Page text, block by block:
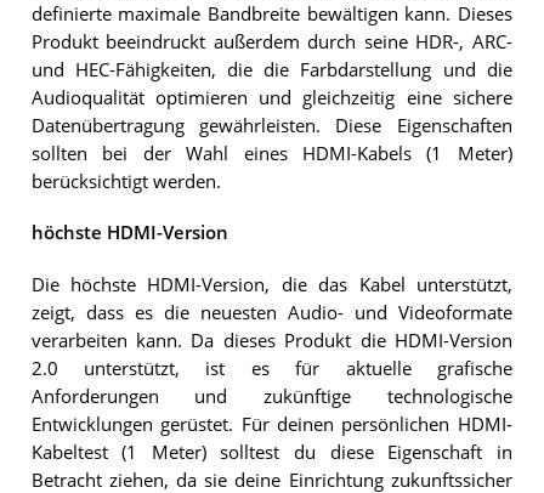
definierte maximale Bandbreite bewältigen kann. Dieses
Produkt beeindruckt außerdem durch seine HDR-, ARC-
und HEC-Fähigkeiten, die die Farbdarstellung und die
Audioqualität optimieren und gleichzeitig eine sichere
Datenübertragung gewährleisten. Diese Eigenschaften
sollten bei der Wahl eines HDMI-Kabels (1 Meter)
berücksichtigt werden.
höchste HDMI-Version
Die höchste HDMI-Version, die das Kabel unterstützt,
zeigt, dass es die neuesten Audio- und Videoformate
verarbeiten kann. Da dieses Produkt die HDMI-Version
2.0 unterstützt, ist es für aktuelle grafische
Anforderungen und zukünftige technologische
Entwicklungen gerüstet. Für deinen persönlichen HDMI-
Kabeltest (1 Meter) solltest du diese Eigenschaft in
Betracht ziehen, da sie deine Einrichtung zukunftssicher